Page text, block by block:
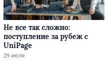
Не все так сложно:
поступление за рубеж с
UniPage
29 июля